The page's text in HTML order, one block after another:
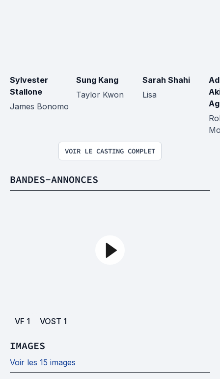
Sylvester
Stallone
James Bonomo
Sung Kang
Taylor Kwon
Sarah Shahi
Lisa
VOIR LE CASTING COMPLET
BANDES-ANNONCES
VF 1 VOST 1
IMAGES
Voir les 15 images